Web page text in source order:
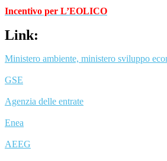
Incentivo per L’EOLICO
Link:
Ministero ambiente, ministero sviluppo
GSE
Agenzia delle entrate
Enea
AEEG